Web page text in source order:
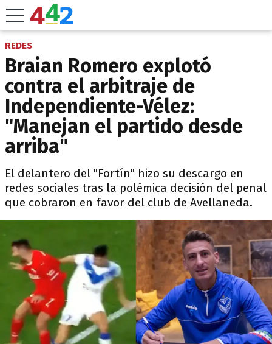
REDES
Braian Romero explotó
contra el arbitraje de
Independiente-Vélez:
"Manejan el partido desde
arriba"
El delantero del "Fortín" hizo su descargo en
redes sociales tras la polémica decisión del penal
que cobraron en favor del club de Avellaneda.